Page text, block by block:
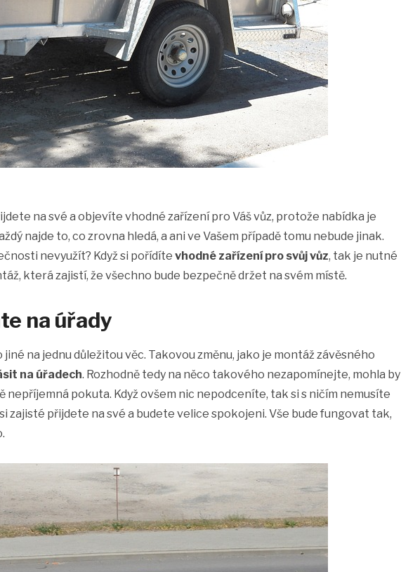
na své a objevíte vhodné zařízení pro Váš vůz, protože nabídka je
najde to, co zrovna hledá, a ani ve Vašem případě tomu nebude jinak.
nevyužít? Když si pořídíte vhodné zařízení pro svůj vůz, tak je nutné
která zajistí, že všechno bude bezpečně držet na svém místě.
na úřady
na jednu důležitou věc. Takovou změnu, jako je montáž závěsného
na úřadech. Rozhodně tedy na něco takového nezapomínejte, mohla by
nepříjemná pokuta. Když ovšem nic nepodceníte, tak si s ničím nemusíte
zajisté přijdete na své a budete velice spokojeni. Vše bude fungovat tak,